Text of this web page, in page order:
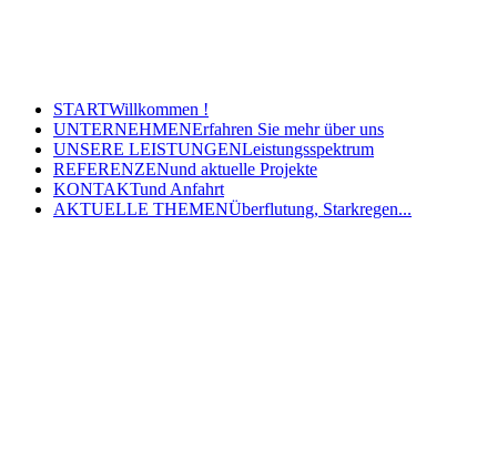
STARTWillkommen !
UNTERNEHMENErfahren Sie mehr über uns
UNSERE LEISTUNGENLeistungsspektrum
REFERENZENund aktuelle Projekte
KONTAKTund Anfahrt
AKTUELLE THEMENÜberflutung, Starkregen...